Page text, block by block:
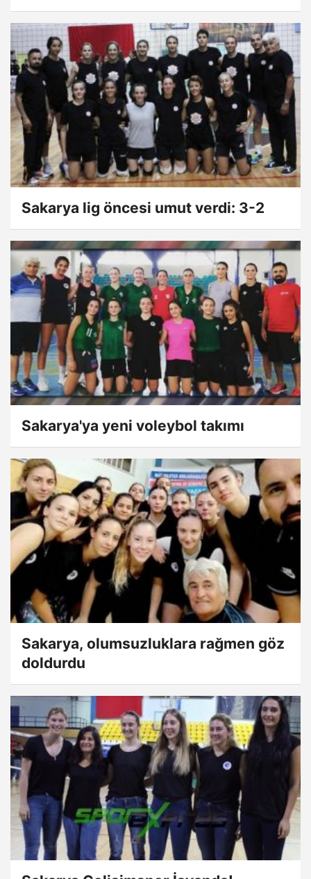
Sakarya lig öncesi umut verdi: 3-2
Sakarya'ya yeni voleybol takımı
Sakarya, olumsuzluklara rağmen göz
doldurdu